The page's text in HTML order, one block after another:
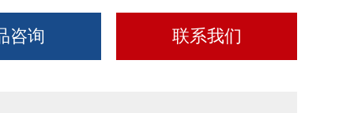
咨询 联系我们